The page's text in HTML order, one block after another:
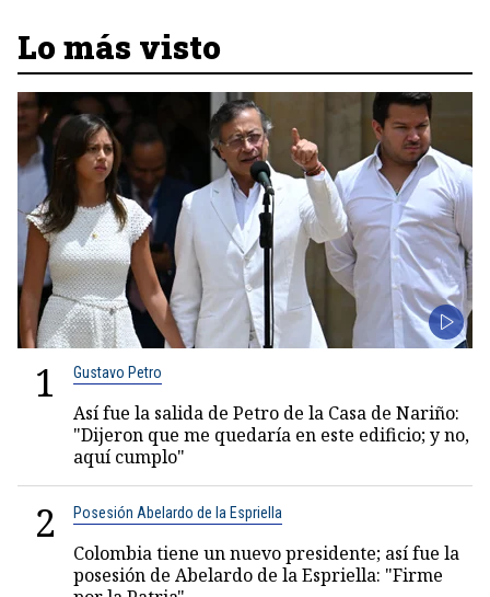
Lo más visto
1 Gustavo Petro
Así fue la salida de Petro de la Casa de Nariño:
"Dijeron que me quedaría en este edificio; y no,
aquí cumplo"
2 Posesión Abelardo de la Espriella
Colombia tiene un nuevo presidente; así fue la
posesión de Abelardo de la Espriella: "Firme